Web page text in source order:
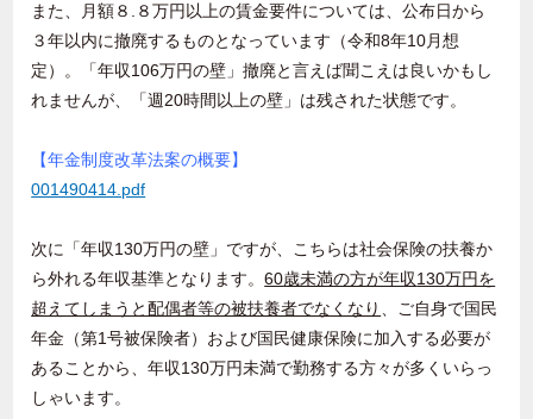
また、月額８
８万円以上の賃金要件については、公布日から
３年以内に撤廃するものとなっています（令和8年10月想
定）。「年収106万円の壁」撤廃と言えば聞こえは良いかもし
れませんが、「週 20時間以上の壁」は残された状態です。
【年金制度改革法案の概要】
001490414.pdf
次に「年収130万円の壁」ですが、こちらは社会保険の扶養か
ら外れる年収基準となります。60歳未満の方が年収130万円を
超えてしまうと配偶者等の被扶養者でなくなり
、ご自身で国民
年金（第1号被保険者）および国民健康保険に加入する必要が
あることから、年収130万円未満で勤務する方々が多くいらっ
しゃいます。